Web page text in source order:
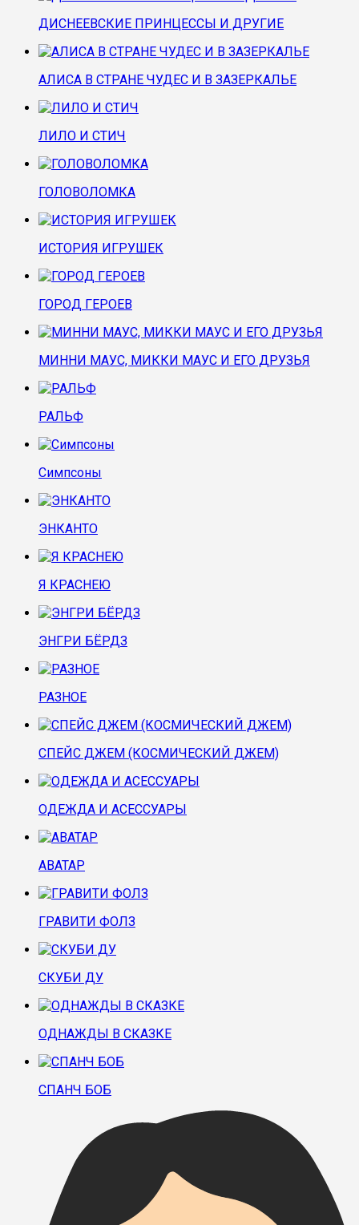
ДИСНЕЕВСКИЕ ПРИНЦЕССЫ И ДРУГИЕ
АЛИСА В СТРАНЕ ЧУДЕС И В ЗАЗЕРКАЛЬЕ
ЛИЛО И СТИЧ
ГОЛОВОЛОМКА
ИСТОРИЯ ИГРУШЕК
ГОРОД ГЕРОЕВ
МИННИ МАУС, МИККИ МАУС И ЕГО ДРУЗЬЯ
РАЛЬФ
Симпсоны
ЭНКАНТО
Я КРАСНЕЮ
ЭНГРИ БЁРДЗ
РАЗНОЕ
СПЕЙС ДЖЕМ (КОСМИЧЕСКИЙ ДЖЕМ)
ОДЕЖДА И АСЕССУАРЫ
АВАТАР
ГРАВИТИ ФОЛЗ
СКУБИ ДУ
ОДНАЖДЫ В СКАЗКЕ
СПАНЧ БОБ